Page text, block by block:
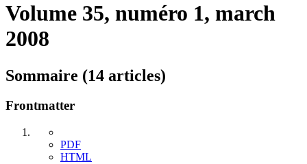
Volume 35, numéro 1, march
2008
Sommaire (14 articles)
Frontmatter
PDF
HTML